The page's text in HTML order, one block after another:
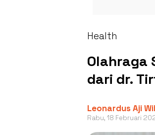
Health
Olahraga
dari dr.
Leonardus Aji
Rabu, 18 Februari